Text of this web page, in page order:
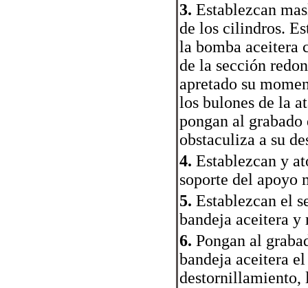
3. Establezcan
de los cilindros.
la bomba aceitera
de la sección
apretado su
los bulones de la
pongan al
obstaculiza a su
4. Establezcan y
soporte del apoyo
5. Establezcan el
bandeja aceitera
6. Pongan al
bandeja aceitera
destornillamiento,